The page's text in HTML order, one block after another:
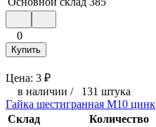
0
Купить
Цена: 3 ₽
в наличии / 131 штука
Гайка шестигранная М10 цинк
Склад
Количество